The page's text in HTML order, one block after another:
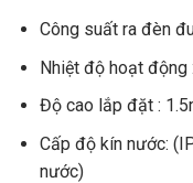
Công suất ra đèn
Nhiệt độ hoạt
Độ cao lắp đặt :
Cấp độ kín nước:
nước)